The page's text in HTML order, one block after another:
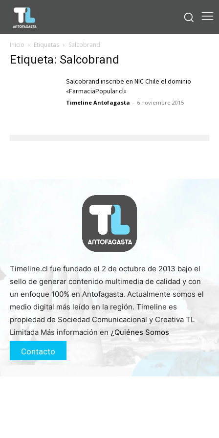
Inicio Etiquetas Salcobrand
Etiqueta: Salcobrand
Salcobrand inscribe en NIC Chile el dominio
«FarmaciaPopular.cl»
Timeline Antofagasta - 6 noviembre 2015
Timeline.cl fue fundado el 2 de octubre de 2013 bajo el
sello de generar contenido multimedia de calidad y con
un enfoque 100% en Antofagasta. Actualmente somos el
medio digital más leído en la región. Timeline es
propiedad de Sociedad Comunicacional y Creativa TL
Limitada Más información en ¿Quiénes Somos
Contacto